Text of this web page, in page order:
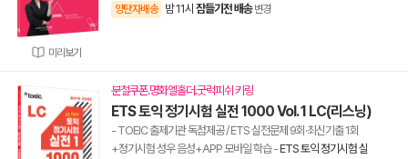
미리보기
양탄자배송 밤 11시 잠들기전 배송 변경
분철쿠폰.명화엘홀더.굿럭피쉬 키링
ETS 토익 정기시험 실전 1000 Vol. 1 LC(리스닝)
- TOEIC 출제기관 독점제공 / ETS 실전문제 9회·최신기출 1회
+정기시험 성우 음성+APP 모바일 학습-ETS 토익 정기시험 실